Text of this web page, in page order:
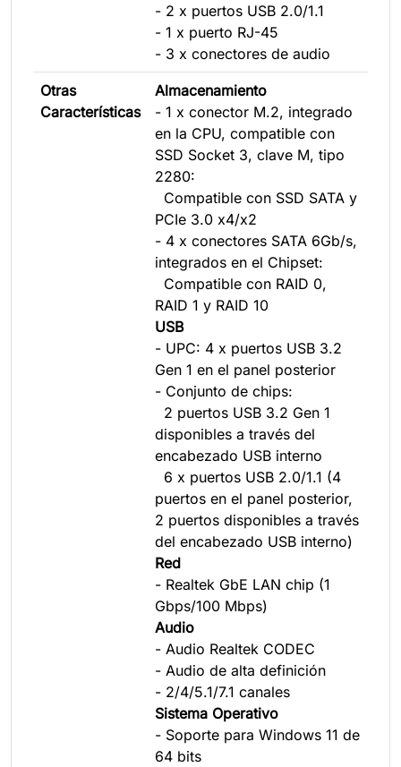
- 2 x puertos USB 2.0/1.1
- 1 x puerto RJ-45
- 3 x conectores de audio
Otras
Características
Almacenamiento
- 1 x conector M.2, integrado
en la CPU, compatible con
SSD Socket 3, clave M, tipo
2280:
Compatible con SSD SATA y
PCIe 3.0 x4/x2
- 4 x conectores SATA 6Gb/s,
integrados en el Chipset:
Compatible con RAID 0,
RAID 1 y RAID 10
USB
- UPC: 4 x puertos USB 3.2
Gen 1 en el panel posterior
- Conjunto de chips:
2 puertos USB 3.2 Gen 1
disponibles a través del
encabezado USB interno
6 x puertos USB 2.0/1.1 (4
puertos en el panel posterior,
2 puertos disponibles a través
del encabezado USB interno)
Red
- Realtek GbE LAN chip (1
Gbps/100 Mbps)
Audio
- Audio Realtek CODEC
- Audio de alta definición
- 2/4/5.1/7.1 canales
Sistema Operativo
- Soporte para Windows 11 de
64 bits